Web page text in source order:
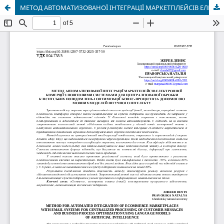
МЕТОД АВТОМАТИЗОВАНОЇ ІНТЕГРАЦІЇ МАРКЕТПЛЕЙСІВ ЕЛЕКТРОННОЇ КОМЕРЦІЇ З ПОШТОВИМИ СИСТЕМАМИ ДЛЯ ЦЕНТРАЛІЗОВАНОЇ ОБРОБКИ КЛІЄНТСЬКИХ ПОВІДОМЛЕНЬ І ОПТИМІЗАЦІЇ БІЗНЕС-ПРОЦЕСІВ ЗА ДОПОМОГОЮ МОВНИХ МОДЕЛЕЙ ШТУЧНОГО ІНТЕЛЕКТУ